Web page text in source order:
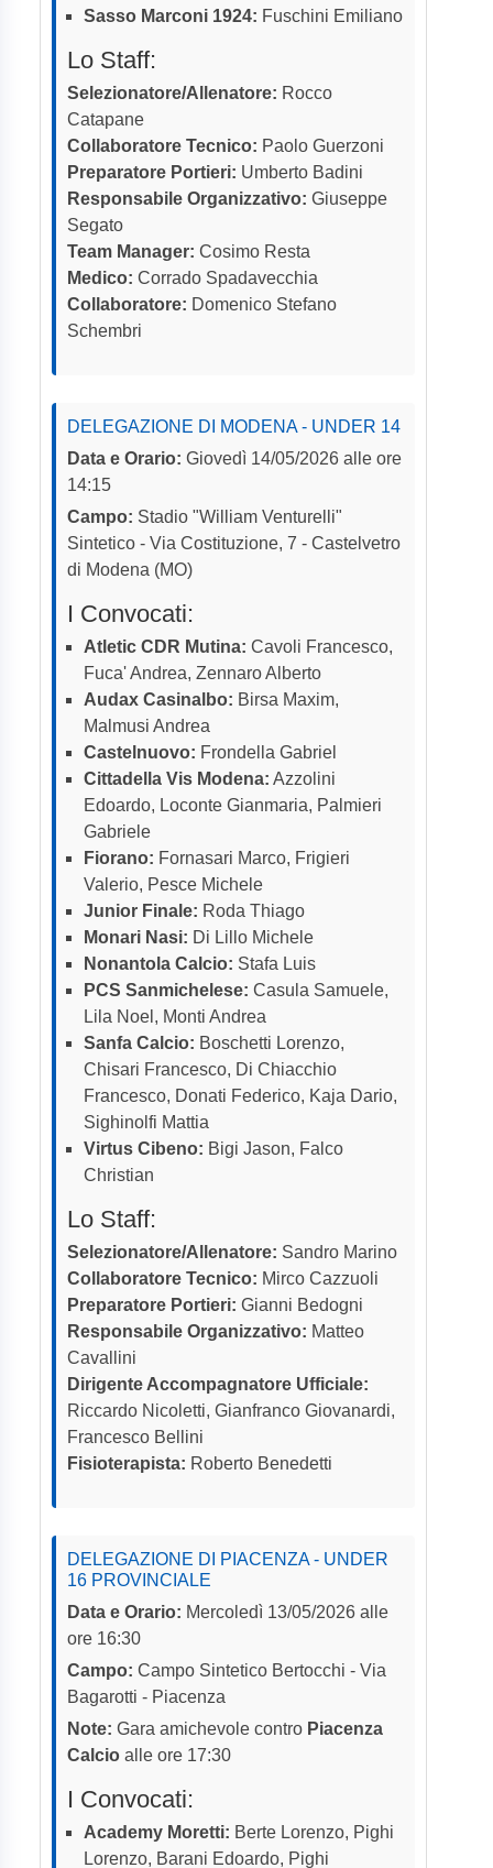
Sasso Marconi 1924: Fuschini Emiliano
Lo Staff:
Selezionatore/Allenatore: Rocco
Catapane
Collaboratore Tecnico: Paolo Guerzoni
Preparatore Portieri: Umberto Badini
Responsabile Organizzativo: Giuseppe
Segato
Team Manager: Cosimo Resta
Medico: Corrado Spadavecchia
Collaboratore: Domenico Stefano
Schembri
DELEGAZIONE DI MODENA - UNDER 14
Data e Orario: Giovedì 14/05/2026 alle ore
14:15
Campo: Stadio "William Venturelli"
Sintetico - Via Costituzione, 7 - Castelvetro
di Modena (MO)
I Convocati:
Atletic CDR Mutina: Cavoli Francesco,
Fuca' Andrea, Zennaro Alberto
Audax Casinalbo: Birsa Maxim,
Malmusi Andrea
Castelnuovo: Frondella Gabriel
Cittadella Vis Modena: Azzolini
Edoardo, Loconte Gianmaria, Palmieri
Gabriele
Fiorano: Fornasari Marco, Frigieri
Valerio, Pesce Michele
Junior Finale: Roda Thiago
Monari Nasi: Di Lillo Michele
Nonantola Calcio: Stafa Luis
PCS Sanmichelese: Casula Samuele,
Lila Noel, Monti Andrea
Sanfa Calcio: Boschetti Lorenzo,
Chisari Francesco, Di Chiacchio
Francesco, Donati Federico, Kaja Dario,
Sighinolfi Mattia
Virtus Cibeno: Bigi Jason, Falco
Christian
Lo Staff:
Selezionatore/Allenatore: Sandro Marino
Collaboratore Tecnico: Mirco Cazzuoli
Preparatore Portieri: Gianni Bedogni
Responsabile Organizzativo: Matteo
Cavallini
Dirigente Accompagnatore Ufficiale:
Riccardo Nicoletti, Gianfranco Giovanardi,
Francesco Bellini
Fisioterapista: Roberto Benedetti
DELEGAZIONE DI PIACENZA - UNDER
16 PROVINCIALE
Data e Orario: Mercoledì 13/05/2026 alle
ore 16:30
Campo: Campo Sintetico Bertocchi - Via
Bagarotti - Piacenza
Note: Gara amichevole contro Piacenza
Calcio alle ore 17:30
I Convocati:
Academy Moretti: Berte Lorenzo, Pighi
Lorenzo, Barani Edoardo, Pighi